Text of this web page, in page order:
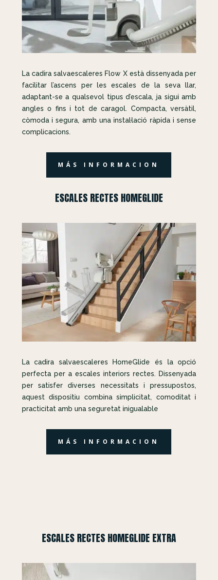
La cadira salvaescaleres Flow X està dissenyada per
facilitar l’ascens per les escales de la seva llar,
adaptant-se a qualsevol tipus d’escala, ja sigui amb
angles o fins i tot de caragol. Compacta, versàtil,
còmoda i segura, amb una instal·lació ràpida i sense
complicacions.
MÁS INFORMACION
ESCALES RECTES HOMEGLIDE
La cadira salvaescaleres HomeGlide és la opció
perfecta per a escales interiors rectes. Dissenyada
per satisfer diverses necessitats i pressupostos,
aquest dispositiu combina simplicitat, comoditat i
practicitat amb una seguretat inigualable
MÁS INFORMACION
ESCALES RECTES HOMEGLIDE EXTRA